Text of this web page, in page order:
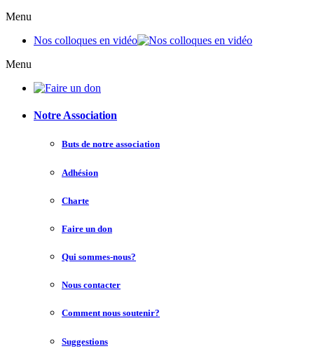
Menu
Nos colloques en vidéo
Menu
Notre Association
Buts de notre association
Adhésion
Charte
Faire un don
Qui sommes-nous?
Nous contacter
Comment nous soutenir?
Suggestions